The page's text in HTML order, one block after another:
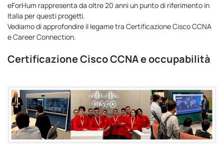
eForHum rappresenta da oltre 20 anni un punto di riferimento in
Italia per questi progetti.
Vediamo di approfondire il legame tra Certificazione Cisco CCNA
e Career Connection.
Certificazione Cisco CCNA e occupabilità